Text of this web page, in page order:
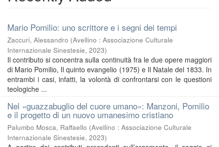
Mario Pomilio: uno scrittore e i segni dei tempi
Zaccuri, Alessandro (Avellino : Associazione Culturale
Internazionale Sinestesie, 2023)
Il contributo si concentra sulla continuità fra le due opere maggiori
di Mario Pomilio, Il quinto evangelio (1975) e Il Natale del 1833. In
entrambi i casi, infatti, la volontà di confrontarsi con le questioni
teologiche ...
Nel «guazzabuglio del cuore umano»: Manzoni, Pomilio
e il progetto di un nuovo umanesimo cristiano
Palumbo Mosca, Raffaello (Avellino : Associazione Culturale
Internazionale Sinestesie, 2023)